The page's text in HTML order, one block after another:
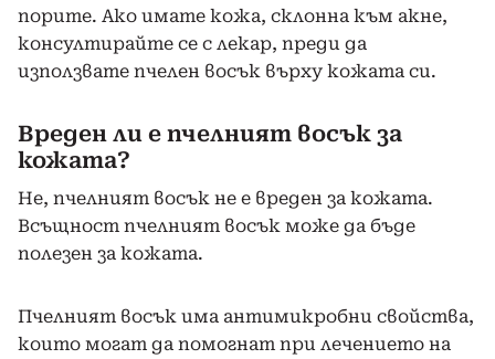
порите. Ако имате кожа, склонна към акне,
консултирайте се с лекар, преди да
използвате пчелен восък върху кожата си.
Вреден ли е пчелният восък за
кожата?
Не, пчелният восък не е вреден за кожата.
Всъщност пчелният восък може да бъде
полезен за кожата.
Пчелният восък има антимикробни свойства,
които могат да помогнат при лечението на